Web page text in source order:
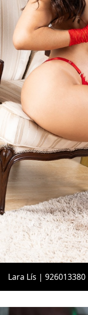
Lara Lís | 926013380